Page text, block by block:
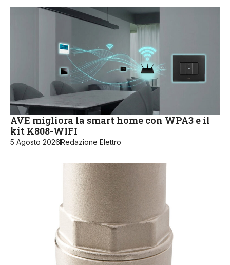
AVE migliora la smart home con WPA3 e il
kit K808-WIFI
5 Agosto 2026Redazione Elettro